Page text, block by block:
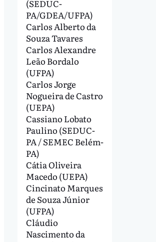
(SEDUC-
PA/GDEA/UFPA)
Carlos Alberto da
Souza Tavares
Carlos Alexandre
Leão Bordalo
(UFPA)
Carlos Jorge
Nogueira de Castro
(UEPA)
Cassiano Lobato
Paulino (SEDUC-
PA / SEMEC Belém-
PA)
Cátia Oliveira
Macedo (UEPA)
Cincinato Marques
de Souza Júnior
(UFPA)
Cláudio
Nascimento da